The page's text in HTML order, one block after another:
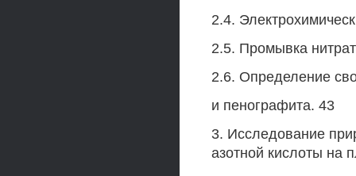
2.4.
2.5. Промывка
2.6. Определение
и пенографита. 43
3. Исследование
азотной кислоты на